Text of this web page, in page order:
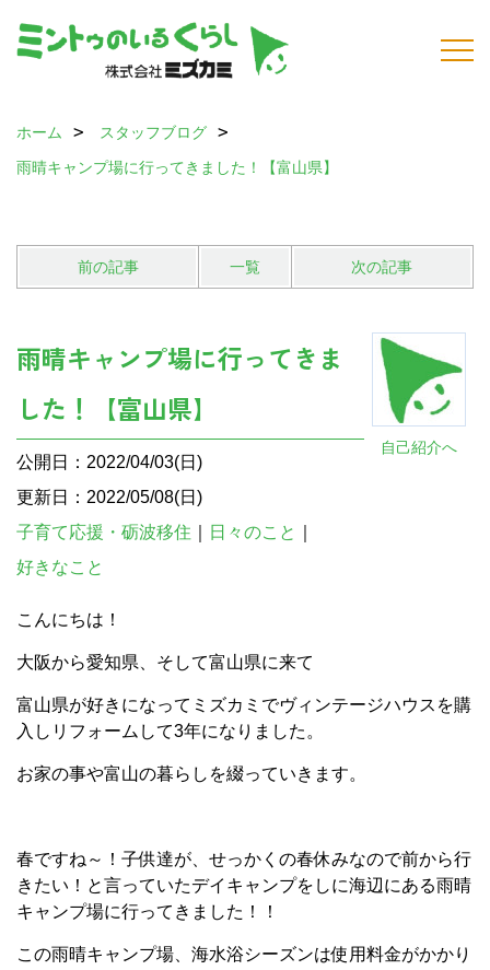
ホーム
スタッフブログ
雨晴キャンプ場に行ってきました！【富山県】
前の記事 一覧 次の記事
自己紹介へ
雨晴キャンプ場に行ってきま
した！【富山県】
公開日：2022/04/03(日)
更新日：2022/05/08(日)
子育て応援・砺波移住
日々のこと
好きなこと
こんにちは！
大阪から愛知県、そして富山県に来て
富山県が好きになってミズカミでヴィンテージハウスを購
入しリフォームして3年になりました。
お家の事や富山の暮らしを綴っていきます。
春ですね～！子供達が、せっかくの春休みなので前から行
きたい！と言っていたデイキャンプをしに海辺にある雨晴
キャンプ場に行ってきました！！
この雨晴キャンプ場、海水浴シーズンは使用料金がかかり